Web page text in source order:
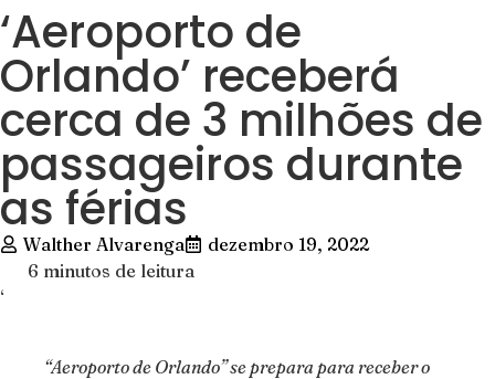
‘Aeroporto de
Orlando’ receberá
cerca de 3 milhões de
passageiros durante
as férias
Walther Alvarenga
dezembro 19, 2022
6 minutos de leitura
‘
“Aeroporto de Orlando” se prepara para receber o